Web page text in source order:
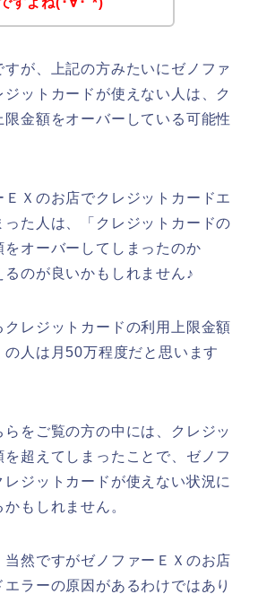
が、上記の方みたいにゼノファ
ットカードが使えない人は、ク
限金額をオーバーしている可能性
Ｘのお店でクレジットカードエ
った人は、「クレジットカードの
オーバーしてしまったのか
るのが良いかもしれません♪
クレジットカードの利用上限金額
の人は月50万程度だと思います
らをご覧の方の中には、クレジッ
を超えてしまったことで、ゼノフ
レジットカードが使えない状況に
もしれません。
当然ですがゼノファーＥＸのお店
ラーの原因があるわけではあり